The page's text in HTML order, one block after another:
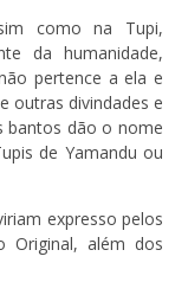
como na Tupi,
da humanidade,
pertence a ela e
outras divindades e
bantos dão o nome
de Yamandu ou
expresso pelos
Original, além dos